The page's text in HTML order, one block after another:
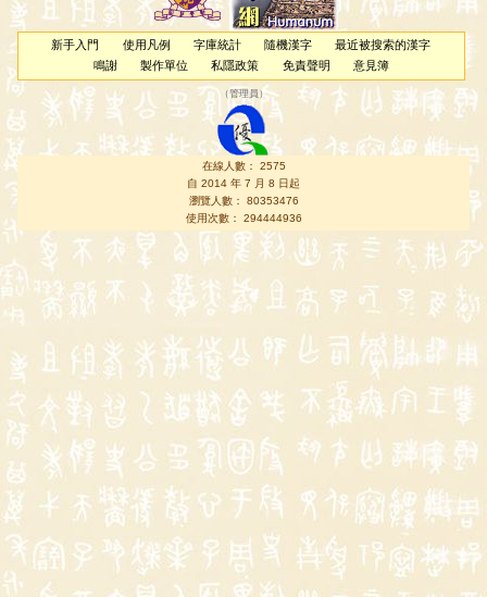
新手入門 使用凡例 字庫統計 隨機漢字
最近被搜索的漢字
鳴謝
製作單位 私隱政策 免責聲明 意見簿
（管理員 ）
在線人數： 2575
自 2014 年 7 月 8 日起
瀏覽人數： 80353476
使用次數： 294444936